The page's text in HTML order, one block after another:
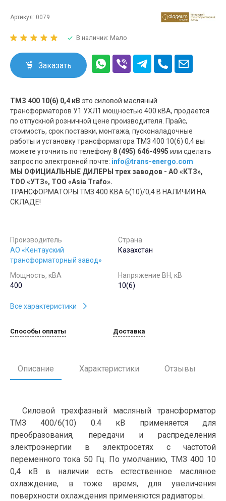
Артикул: 0079
В наличии: Мало
Заказать
ТМЗ 400 10(6) 0,4 кВ это силовой масляный
трансформаторов У1 УХЛ1 мощностью 400 кВА, продается
по отпускной розничной цене производителя. Прайс,
стоимость, срок поставки, монтажа, пусконаладочные
работы и установку трансформатора ТМЗ 400 10(6) 0,4 вы
можете уточнить по телефону 8 (495) 646-4995 или сделать
запрос по электронной почте: info@trans-energo.com
МЫ ОФИЦИАЛЬНЫЕ ДИЛЕРЫ трех заводов - АО «КТЗ»,
ТОО «УТЗ», ТОО «Asia Trafo».
ТРАНСФОРМАТОРЫ ТМЗ 400 КВА 6(10)/0,4 В НАЛИЧИИ НА
СКЛАДЕ!
Производитель
АО «Кентауский
трансформаторный завод»
Страна
Казахстан
Мощность, кВА
400
Напряжение ВН, кВ
10(6)
Все характеристики
Способы оплаты Доставка
Описание Характеристики Отзывы
Силовой трехфазный масляный трансформатор
ТМЗ 400/6(10) 0.4 кВ применяется для
преобразования, передачи и распределения
электроэнергии в электросетях с частотой
переменного тока 50 Гц. По умолчанию, ТМЗ 400 10
0,4 кВ в наличии есть естественное масляное
охлаждение, в тоже время, для увеличения
поверхности охлаждения применяются радиаторы.